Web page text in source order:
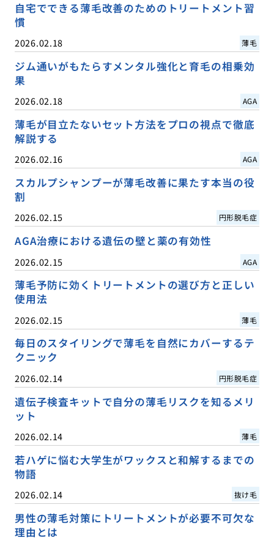
自宅でできる薄毛改善のためのトリートメント習
慣
2026.02.18 薄毛
ジム通いがもたらすメンタル強化と育毛の相乗効
果
2026.02.18 AGA
薄毛が目立たないセット方法をプロの視点で徹底
解説する
2026.02.16 AGA
スカルプシャンプーが薄毛改善に果たす本当の役
割
2026.02.15 円形脱毛症
AGA治療における遺伝の壁と薬の有効性
2026.02.15 AGA
薄毛予防に効くトリートメントの選び方と正しい
使用法
2026.02.15 薄毛
毎日のスタイリングで薄毛を自然にカバーするテ
クニック
2026.02.14 円形脱毛症
遺伝子検査キットで自分の薄毛リスクを知るメリ
ット
2026.02.14 薄毛
若ハゲに悩む大学生がワックスと和解するまでの
物語
2026.02.14 抜け毛
男性の薄毛対策にトリートメントが必要不可欠な
理由とは